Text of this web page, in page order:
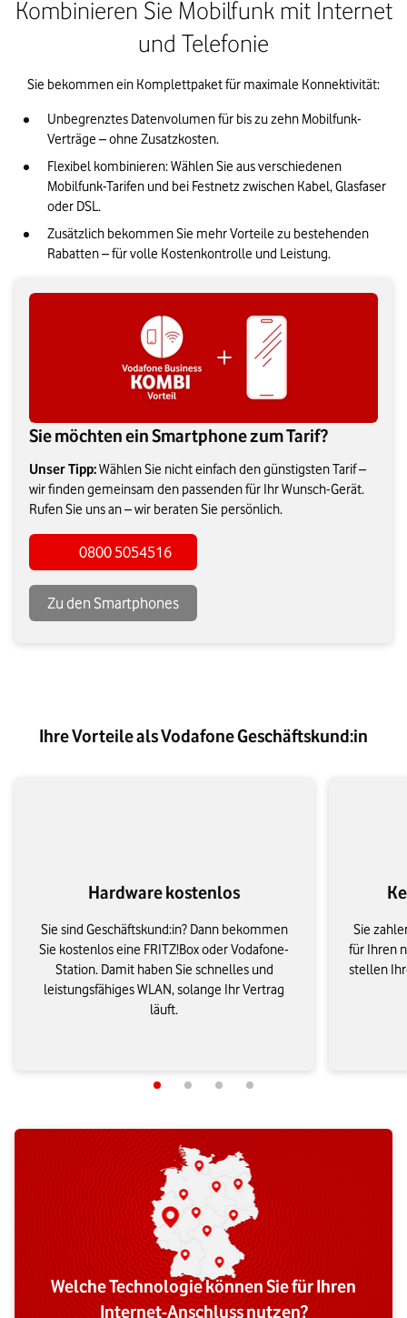
Kombinieren Sie Mobilfunk mit Internet
und Telefonie
Sie bekommen ein Komplettpaket für maximale Konnektivität:
Unbegrenztes Datenvolumen für bis zu zehn Mobilfunk-
Verträge – ohne Zusatzkosten.
Flexibel kombinieren: Wählen Sie aus verschiedenen
Mobilfunk-Tarifen und bei Festnetz zwischen Kabel, Glasfaser
oder DSL.
Zusätzlich bekommen Sie mehr Vorteile zu bestehenden
Rabatten – für volle Kostenkontrolle und Leistung.
Sie möchten ein Smartphone zum Tarif?
Unser Tipp:Wählen Sie nicht einfach den günstigsten Tarif –
wir finden gemeinsam den passenden für Ihr Wunsch-Gerät.
Rufen Sie uns an – wir beraten Sie persönlich.
0800 5054516
Zu den Smartphones
Ihre Vorteile als Vodafone Geschäftskund:in
Hardware kostenlos
Sie sind Geschäftskund:in? Dann bekommen
Sie kostenlos eine FRITZ!Box oder Vodafone-
Station. Damit haben Sie schnelles und
leistungsfähiges WLAN, solange Ihr Vertrag
läuft.
Sie
für Ihren
stellen
Welche Technologie können Sie für Ihren
Internet-Anschluss nutzen?